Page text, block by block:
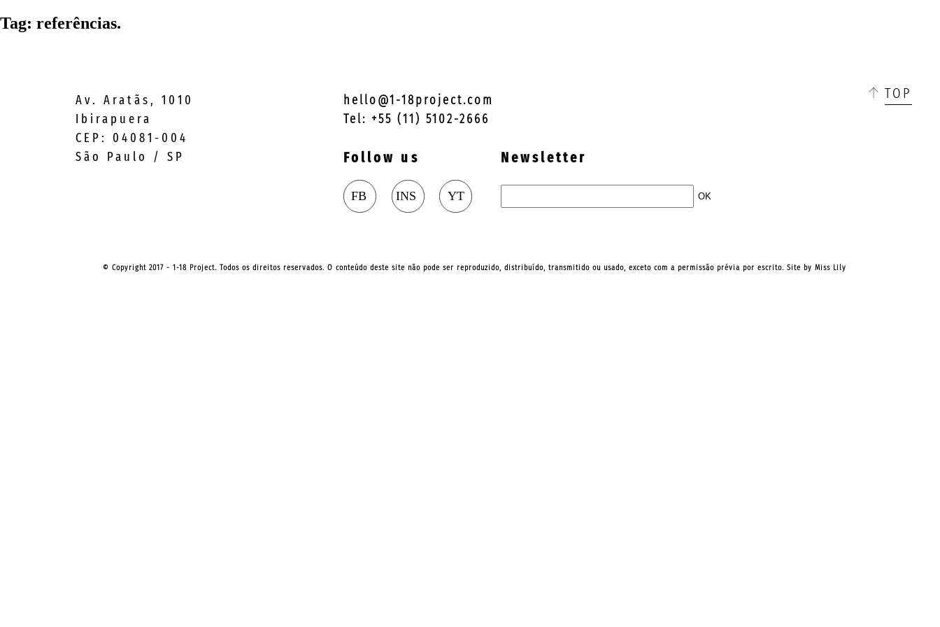
Tag: referências.
Av. Aratãs, 1010
Ibirapuera
CEP: 04081-004
São Paulo / SP
hello@1-18project.com
Tel: +55 (11) 5102-2666
Follow us Newsletter
TOP
© Copyright 2017 - 1-18 Project. Todos os direitos reservados. O conteúdo deste site não pode ser reproduzido, distribuído, transmitido ou usado, exceto com a permissão prévia por escrito. Site byMiss Lily